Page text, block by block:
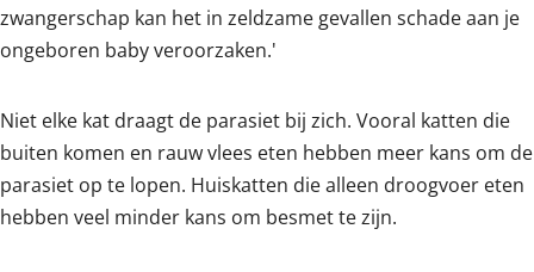
zwangerschap kan het in zeldzame gevallen schade aan je
ongeboren baby veroorzaken.'
Niet elke kat draagt de parasiet bij zich. Vooral katten die
buiten komen en rauw vlees eten hebben meer kans om de
parasiet op te lopen. Huiskatten die alleen droogvoer eten
hebben veel minder kans om besmet te zijn.